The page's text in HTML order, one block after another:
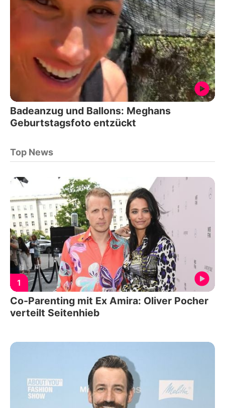
Badeanzug und Ballons: Meghans
Geburtstagsfoto entzückt
Top News
1
Co-Parenting mit Ex Amira: Oliver Pocher
verteilt Seitenhieb